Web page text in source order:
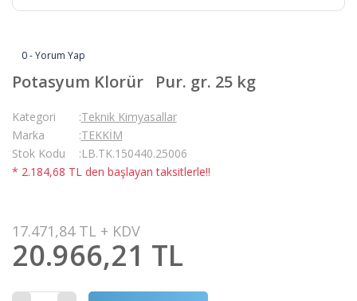
0 - Yorum Yap
Potasyum Klorür Pur. gr. 25 kg
Kategori
Teknik Kimyasallar
Marka
TEKKİM
Stok Kodu
LB.TK.150440.25006
* 2.184,68 TL den başlayan taksitlerle!!
17.471,84 TL + KDV
20.966,21 TL